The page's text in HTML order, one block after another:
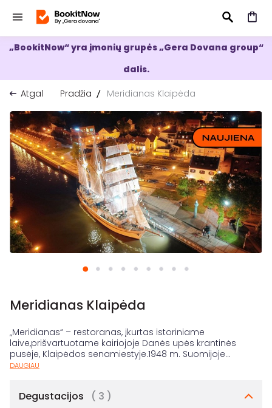
IEŠKOTI
„BookitNow“ yra įmonių grupės „Gera Dovana group“
dalis.
Atgal
Pradžia Meridianas Klaipėda
Meridianas Klaipėda
„Meridianas“ – restoranas, įkurtas istoriniame
laive,prišvartuotame kairiojoje Danės upės krantinės
pusėje, Klaipėdos senamiestyje.1948 m. Suomijoje...
DAUGIAU
Degustacijos ( 3 )